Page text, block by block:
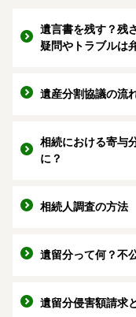
遺言書を残す？残
疑問やトラブルは
遺産分割協議の流
相続における寄与
に？
相続人調査の方法
遺留分って何？不
遺留分侵害額請求